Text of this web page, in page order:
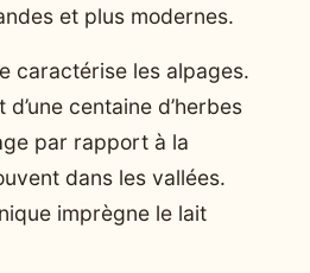
et plus modernes.
caractérise les alpages.
centaine d’herbes
par rapport à la
dans les vallées.
imprègne le lait